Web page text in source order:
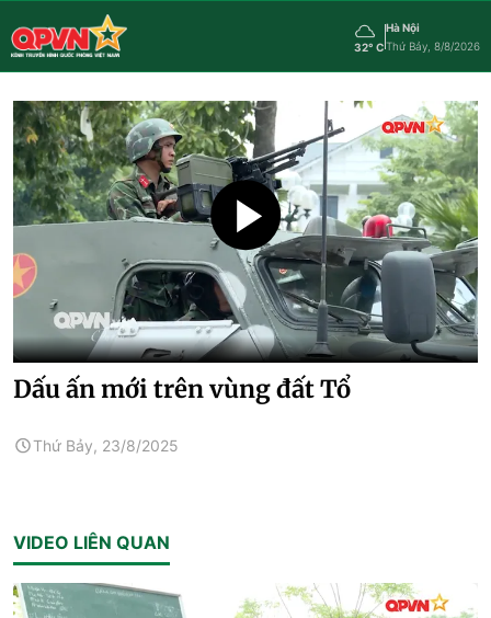
32° C
Hà Nội
Thứ Bảy, 8/8/2026
Dấu ấn mới trên vùng đất Tổ
Thứ Bảy, 23/8/2025
VIDEO LIÊN QUAN